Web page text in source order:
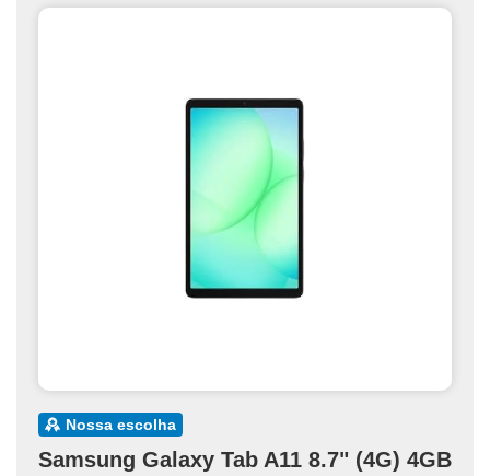
nossa escolha
Samsung Galaxy Tab A11 8.7" (4G) 4GB